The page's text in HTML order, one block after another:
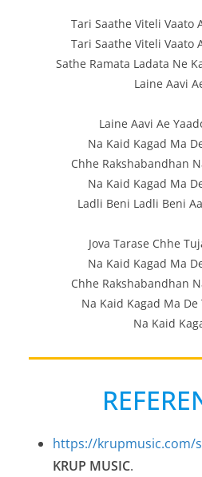
Tari Saathe Viteli Vaato
Tari Saathe Viteli Vaato
Sathe Ramata Ladata Ne
Laine Aavi
Laine Aavi Ae
Na Kaid Kagad Ma
Chhe Rakshabandhan
Na Kaid Kagad Ma
Ladli Beni Ladli Beni
Jova Tarase Chhe
Na Kaid Kagad Ma
Chhe Rakshabandhan
Na Kaid Kagad Ma De
Na Kaid
https://krupmusic.com/
KRUP MUSIC.